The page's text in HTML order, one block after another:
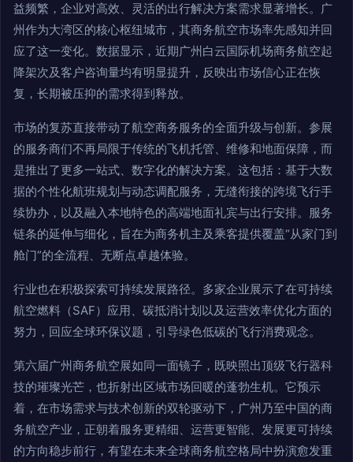
益频繁，企业对高效、灵活的出行解决方案需求显著增长。广
州作为大湾区的核心枢纽城市，其商务航空市场率先感知并回
应了这一变化。数据显示，近期广州白云国际机场商务航空起
降架次及客户咨询量均有明显提升，反映出市场信心正在恢
复，长期被压抑的需求得到释放。
市场的复苏直接带动了航空商务服务的全面升级与创新。参展
的服务商们不再局限于传统的飞机托管、维修和地面保障，而
是推出了更多一站式、数字化的解决方案。这包括：基于大数
据的个性化航班规划与动态调配服务，无缝衔接的跨境飞行手
续协办，以及融入本地特色的高端地面礼宾与出行安排。服务
链条的延伸与细化，旨在为商务机主及乘客提供覆盖“从家门到
舱门”的全流程、无断点卓越体验。
行业也在积极探索可持续发展路径。多家企业展示了在可持续
航空燃料（SAF）应用、碳抵消计划以及运营效率优化方面的
努力，回应全球环保议题，引导绿色低碳的飞行消费观念。
第六届广州商务航空展如同一面镜子，既映照出顶级飞行器科
技的璀璨光芒，也折射出区域市场回暖的蓬勃生机。它预示
着，在市场需求与技术创新的双轮驱动下，广州乃至中国的商
务航空产业，正朝着服务更精细、运营更智能、发展更可持续
的方向稳步前行，有望在未来全球商务航空格局中扮演愈发重